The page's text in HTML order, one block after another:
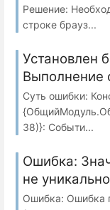
Решение:
строке брауз...
Установлен
Выполнение
Суть ошибки:
38)}: Событи...
Ошибка:
не уникально
Ошибка: Ошибка